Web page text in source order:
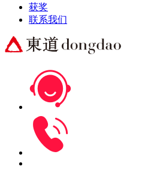
获奖
联系我们